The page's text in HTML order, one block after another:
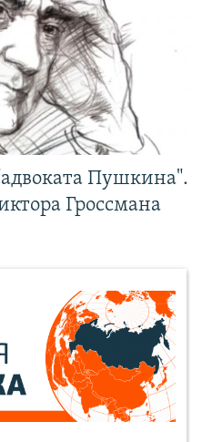
Пушкина".
Гроссмана